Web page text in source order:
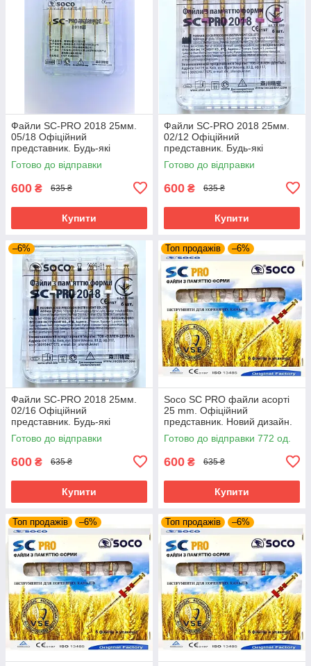
Файли SC-PRO 2018 25мм.
05/18 Офіційний
представник. Будь-які
розміри завжди в наявності.
Готово до відправки
600 ₴ 635 ₴
Купити
Файли SC-PRO 2018 25мм.
02/12 Офіційний
представник. Будь-які
розміри завжди в наявності.
Готово до відправки
600 ₴ 635 ₴
Купити
–6%
Файли SC-PRO 2018 25мм.
02/16 Офіційний
представник. Будь-які
розміри завжди в наявності.
Готово до відправки
600 ₴ 635 ₴
Купити
Топ продажів –6%
Soco SC PRO файли асорті
25 mm. Офіційний
представник. Новий дизайн.
Усі розміри.Про файли соко
coxo профалы
Готово до відправки 772 од.
600 ₴ 635 ₴
Купити
Топ продажів –6% Топ продажів –6%